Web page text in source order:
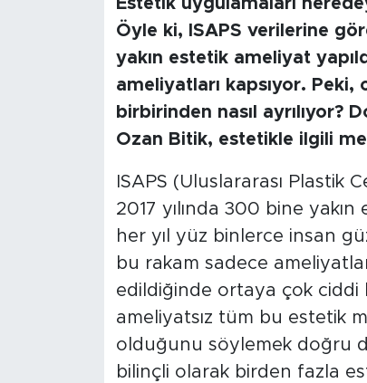
Estetik uygulamaları
Öyle ki, ISAPS verilerine
yakın estetik ameliyat
ameliyatları kapsıyor. Peki,
birbirinden nasıl ayrılıyor?
Ozan Bitik, estetikle ilgili
ISAPS (Uluslararası Plastik
2017 yılında 300 bine
her yıl yüz binlerce insan
bu rakam sadece
edildiğinde ortaya çok ciddi
ameliyatsız tüm bu estetik
olduğunu söylemek doğru
bilinçli olarak birden fazla